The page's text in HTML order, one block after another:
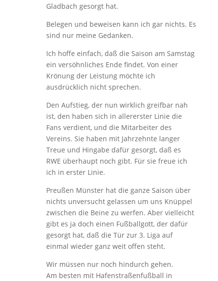
Gladbach gesorgt hat.
Belegen und beweisen kann ich gar nichts. Es
sind nur meine Gedanken.
Ich hoffe einfach, daß die Saison am Samstag
ein versöhnliches Ende findet. Von einer
Krönung der Leistung möchte ich
ausdrücklich nicht sprechen.
Den Aufstieg, der nun wirklich greifbar nah
ist, den haben sich in allererster Linie die
Fans verdient, und die Mitarbeiter des
Vereins. Sie haben mit Jahrzehnte langer
Treue und Hingabe dafür gesorgt, daß es
RWE überhaupt noch gibt. Für sie freue ich
ich in erster Linie.
Preußen Münster hat die ganze Saison über
nichts unversucht gelassen um uns Knüppel
zwischen die Beine zu werfen. Aber vielleicht
gibt es ja doch einen Fußballgott, der dafür
gesorgt hat, daß die Tür zur 3. Liga auf
einmal wieder ganz weit offen steht.
Wir müssen nur noch hindurch gehen.
Am besten mit Hafenstraßenfußball in